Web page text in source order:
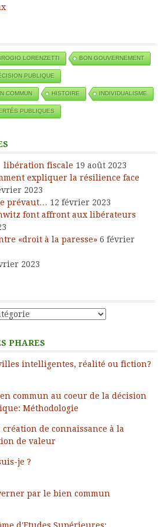
LORENZETTI BON GOUVERNEMENT
PUBLIQUE
COMMUN HISTOIRE INDIVIDUALISME
PUBLIQUES
libération fiscale 19 août 2023
expliquer la résilience face
2023
prévaut… 12 février 2023
font affront aux libérateurs
«droit à la paresse» 6 février
2023
PHARES
intelligentes, réalité ou fiction?
commun au coeur de la décision
Méthodologie
création de connaissance à la
de valeur
je ?
par le bien commun